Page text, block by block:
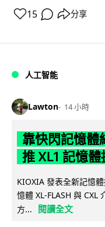
15 分享
人工智能
Lawton 14 小時
靠快閃記憶體
推 XL1 記憶體
KIOXIA 發表全新記憶
憶體 XL-FLASH 與 CXL
方...
閱讀全文